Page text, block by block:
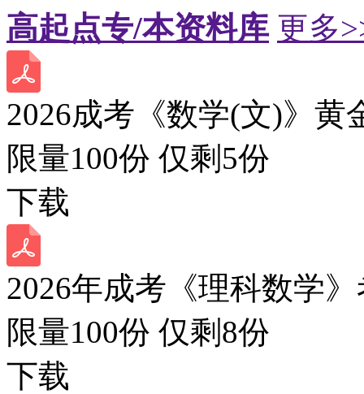
高起点专/本资料库 更多
2026成考《数学(文)》黄
限量100份 仅剩 5份
下载
2026年成考《理科数学
限量100份 仅剩 8份
下载